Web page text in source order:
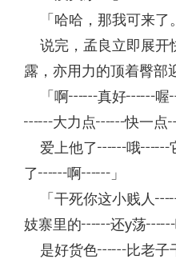
「哈哈，那我可来了
说完，孟良立即展开
露，亦用力的顶着臀部
「啊┅┅真好┅┅喔
┅┅大力点┅┅快一
爱上他了┅┅哦┅┅
了┅┅啊┅┅」
「干死你这小贱人
妓寨里的┅┅还y荡
是好货色┅┅比老